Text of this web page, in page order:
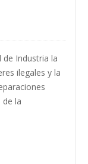
de Industria la
ilegales y la
la